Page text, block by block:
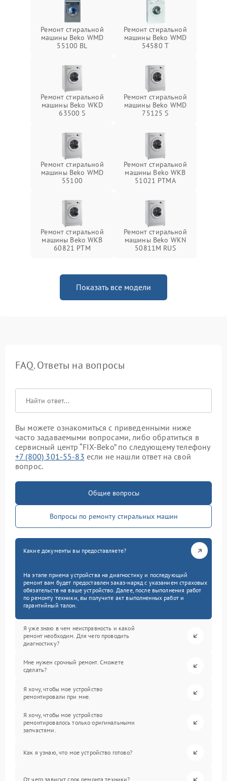
Ремонт стиральной
машины Beko WMD
55100 BL
Ремонт стиральной
машины Beko WMD
54580 T
Ремонт стиральной
машины Beko WKD
63500 S
Ремонт стиральной
машины Beko WMD
75125 S
Ремонт стиральной
машины Beko WMD
55100
Ремонт стиральной
машины Beko WKB
51021 PTМА
Ремонт стиральной
машины Beko WKB
60821 PTМ
Ремонт стиральной
машины Beko WKN
50811M RUS
Показать все модели
FAQ. Ответы на вопросы
Вы можете ознакомиться с приведенными ниже
часто задаваемыми вопросами, либо обратиться в
сервисный центр “FIX-Beko” по следующему телефону
+7 (800) 301-55-83 если не нашли ответ на свой
вопрос.
Общие вопросы
Вопросы по ремонту стиральных машин
Какие документы вы предоставляете?
На этапе приема устройства на диагностику и последующий
ремонт вам будет предоставлен заказ-наряд с указанием страховых
обязательств на ваше устройство. Далее, после выполнения работ
по ремонту техники, вы получите акт выполненных работ и
гарантийный талон.
Я уже знаю в чем неисправность и какой
ремонт необходим. Для чего проводить
диагностику?
Мне нужен срочный ремонт. Сможете
сделать?
Я хочу, чтобы мое устройство
ремонтировали при мне.
Я хочу, чтобы мое устройство
ремонтировалось только оригинальными
запчастями.
Как я узнаю, что мое устройство готово?
От чего зависит срок ремонта техники?